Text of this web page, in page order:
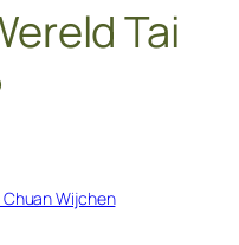
Tai
Chuan Wijchen